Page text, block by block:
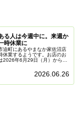
る人は今週中に。来週か
時休業に
迫町にあるやまなか家佐沼店
休業するようです。お店のお
2026年6月29日（月）から7
2026.06.26